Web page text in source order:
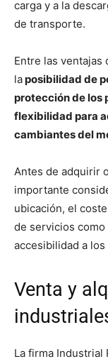
carga y a la
de transporte.
Entre las ventajas
laposibilidad de
protección de los
flexibilidad para
cambiantes del
Antes de adquirir
importante
ubicación, el
de servicios
accesibilidad a
Venta y
La firma Industrial